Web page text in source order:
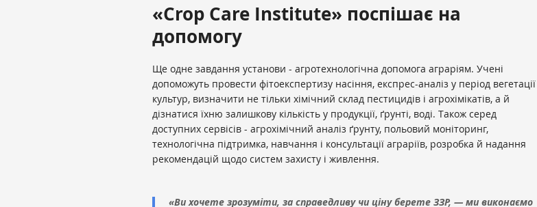
«Crop Care Institute» поспішає на
допомогу
Ще одне завдання установи - агротехнологічна допомога аграріям. Учені
допоможуть провести фітоекспертизу насіння, експрес-аналіз у період вегетації
культур, визначити не тільки хімічний склад пестицидів і агрохімікатів, а й
дізнатися їхню залишкову кількість у продукції, ґрунті, воді. Також серед
доступних сервісів - агрохімічний аналіз ґрунту, польовий моніторинг,
технологічна підтримка, навчання і консультації аграріїв, розробка й надання
рекомендацій щодо систем захисту і живлення.
«Ви хочете зрозуміти, за справедливу чи ціну берете ЗЗР, — ми виконаємо